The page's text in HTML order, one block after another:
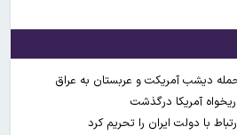
آمریکا درگذشت